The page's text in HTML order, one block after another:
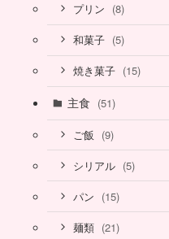
プリン (8)
和菓子 (5)
焼き菓子 (15)
主食 (51)
ご飯 (9)
シリアル (5)
パン (15)
麺類 (21)